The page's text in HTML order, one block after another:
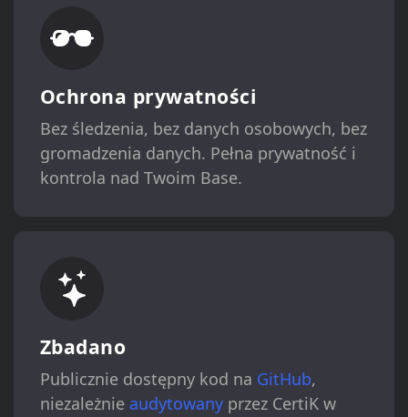
Ochrona prywatności
Bez śledzenia, bez danych osobowych, bez
gromadzenia danych. Pełna prywatność i
kontrola nad Twoim Base.
Zbadano
Publicznie dostępny kod na GitHub,
niezależnie audytowanyprzez CertiK w